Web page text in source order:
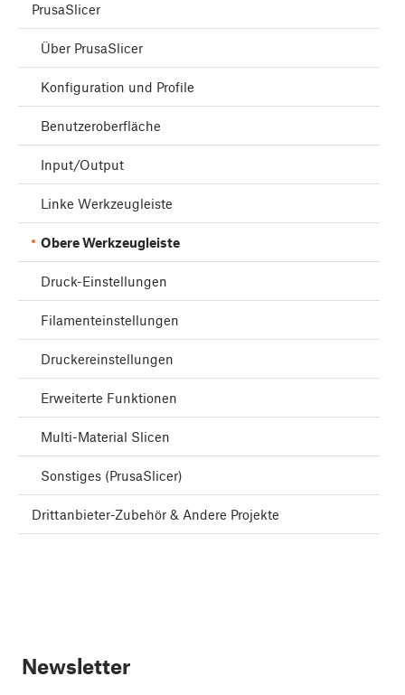
PrusaSlicer
Über PrusaSlicer
Konfiguration und Profile
Benutzeroberfläche
Input/Output
Linke Werkzeugleiste
Obere Werkzeugleiste
Druck-Einstellungen
Filamenteinstellungen
Druckereinstellungen
Erweiterte Funktionen
Multi-Material Slicen
Sonstiges (PrusaSlicer)
Drittanbieter-Zubehör & Andere Projekte
Newsletter